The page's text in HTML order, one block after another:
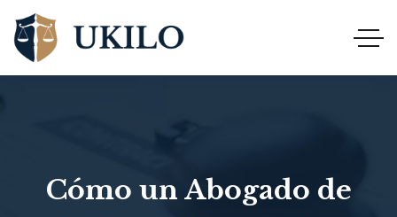
Cómo un Abogado de